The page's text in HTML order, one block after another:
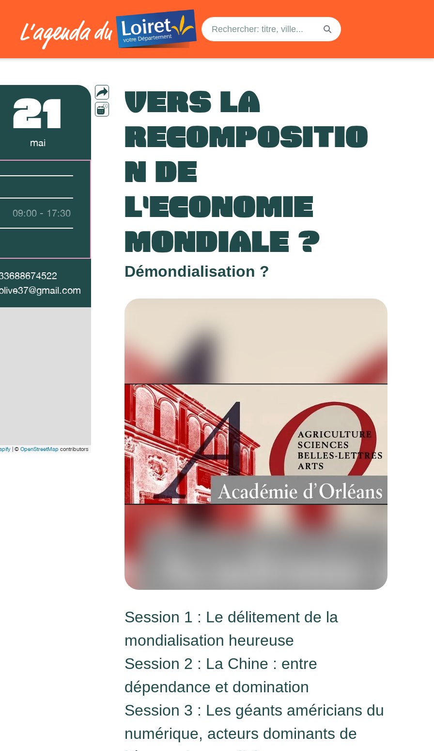
VERS LA
RECOMPOSITIO
N DE
L'ECONOMIE
MONDIALE ?
21
mai
09:00 - 17:30
| © OpenStreetMap contributors
Démondialisation ?
Session 1 : Le délitement de la
mondialisation heureuse
Session 2 : La Chine : entre
dépendance et domination
Session 3 : Les géants américians du
numérique, acteurs dominants de